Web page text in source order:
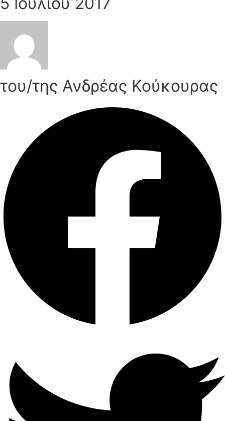
του/της Ανδρέας Κούκουρας